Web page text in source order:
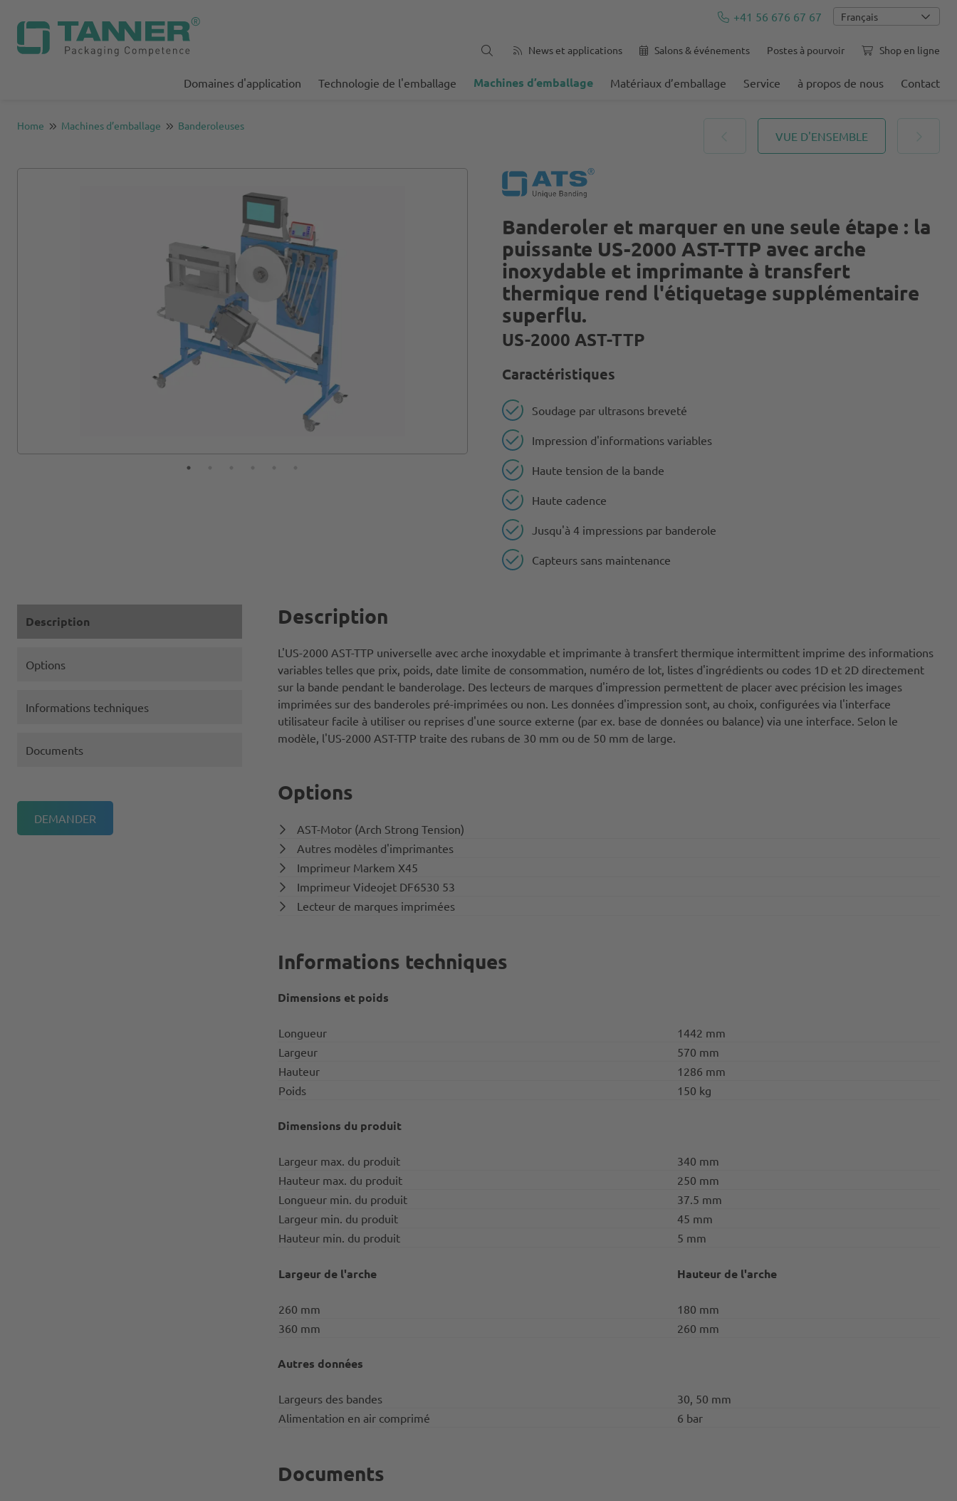
+41 56 676 67 67 Français
News et applications Salons & événements Postes à pourvoir Shop en ligne
Domaines d'application Technologie de l'emballage Machines d’emballage Matériaux d’emballage Service à propos de nous Contact
Home Machines d’emballage Banderoleuses
VUE D'ENSEMBLE
Banderoler et marquer en une seule étape : la
puissante US-2000 AST-TTP avec arche
inoxydable et imprimante à transfert
thermique rend l'étiquetage supplémentaire
superflu.
US-2000 AST-TTP
Caractéristiques
Soudage par ultrasons breveté
Impression d'informations variables
Haute tension de la bande
Haute cadence
Jusqu'à 4 impressions par banderole
Capteurs sans maintenance
Description
Options
Informations techniques
Documents
Description
L'US-2000 AST-TTP universelle avec arche inoxydable et imprimante à transfert thermique intermittent imprime des informations
variables telles que prix, poids, date limite de consommation, numéro de lot, listes d'ingrédients ou codes 1D et 2D directement
sur la bande pendant le banderolage. Des lecteurs de marques d'impression permettent de placer avec précision les images
imprimées sur des banderoles pré-imprimées ou non. Les données d'impression sont, au choix, configurées via l'interface
utilisateur facile à utiliser ou reprises d'une source externe (par ex. base de données ou balance) via une interface. Selon le
modèle, l'US-2000 AST-TTP traite des rubans de 30 mm ou de 50 mm de large.
Options
AST-Motor (Arch Strong Tension)
Autres modèles d'imprimantes
Imprimeur Markem X45
Imprimeur Videojet DF6530 53
Lecteur de marques imprimées
Informations techniques
Dimensions et poids
Longueur
1442 mm
Largeur
570 mm
Hauteur
1286 mm
Poids
150 kg
Dimensions du produit
Largeur max. du produit
340 mm
Hauteur max. du produit
250 mm
Longueur min. du produit
37.5 mm
Largeur min. du produit
45 mm
Hauteur min. du produit
5 mm
Largeur de l'arche Hauteur de l'arche
260 mm
180 mm
360 mm
260 mm
Autres données
Largeurs des bandes
30, 50 mm
Alimentation en air comprimé
6 bar
Documents